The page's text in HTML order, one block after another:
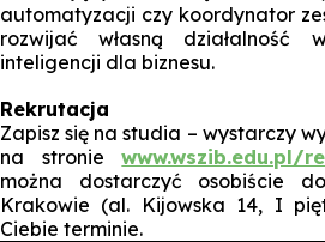
automatyzacji czy koordynator
rozwijać własną działalność
inteligencji dla biznesu.
Rekrutacja
Zapisz się na studia – wystarczy
na stroniewww.wszib.edu.pl/
można dostarczyć osobiście
Krakowie (al. Kijowska 14, I
Ciebie terminie.